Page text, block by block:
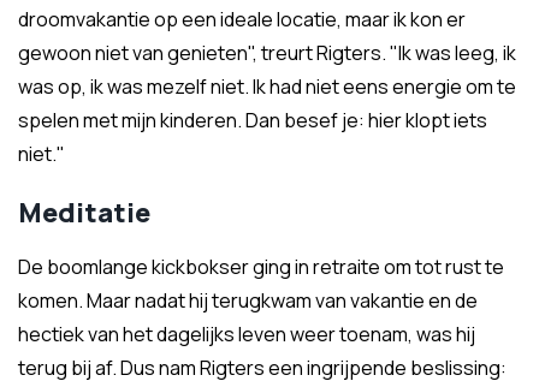
droomvakantie op een ideale locatie, maar ik kon er
gewoon niet van genieten", treurt Rigters. "Ik was leeg, ik
was op, ik was mezelf niet. Ik had niet eens energie om te
spelen met mijn kinderen. Dan besef je: hier klopt iets
niet."
Meditatie
De boomlange kickbokser ging in retraite om tot rust te
komen. Maar nadat hij terugkwam van vakantie en de
hectiek van het dagelijks leven weer toenam, was hij
terug bij af. Dus nam Rigters een ingrijpende beslissing: